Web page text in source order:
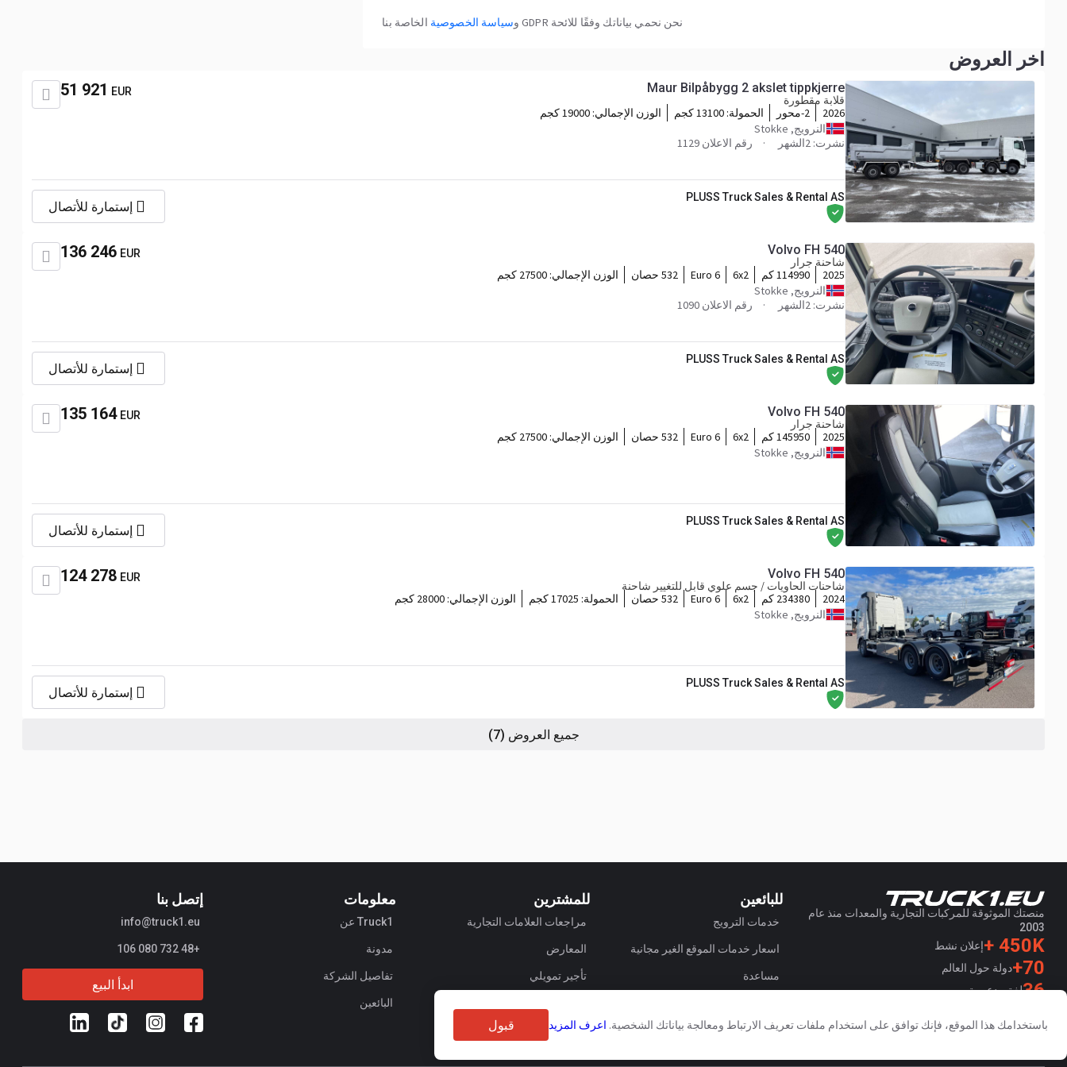
نحن نحمي بياناتك وفقًا للائحة GDPR و سياسة الخصوصية الخاصة بنا
اخر العروض
Maur Bilpåbygg 2 akslet tippkjerre
قلابة مقطورة
2026
2-محور الحمولة: 13100 كجم الوزن الإجمالي: 19000 كجم
النرويج, Stokke
نشرت: 2الشهر
رقم الاعلان 1129
51 921 EUR
PLUSS Truck Sales & Rental AS
إستمارة للأتصال
Volvo FH 540
شاحنة جرار
2025
114990 كم 6x2
Euro 6 532 حصان الوزن الإجمالي: 27500 كجم
النرويج, Stokke
نشرت: 2الشهر
رقم الاعلان 1090
136 246 EUR
PLUSS Truck Sales & Rental AS
إستمارة للأتصال
Volvo FH 540
شاحنة جرار
2025
145950 كم 6x2
Euro 6 532 حصان الوزن الإجمالي: 27500 كجم
النرويج, Stokke
135 164 EUR
PLUSS Truck Sales & Rental AS
إستمارة للأتصال
Volvo FH 540
شاحنات الحاويات / جسم علوي قابل للتغيير شاحنة
2024
234380 كم 6x2
Euro 6 532 حصان الحمولة: 17025 كجم الوزن الإجمالي: 28000 كجم
النرويج, Stokke
124 278 EUR
PLUSS Truck Sales & Rental AS
إستمارة للأتصال
جميع العروض (7)
منصتك الموثوقة للمركبات التجارية والمعدات منذ عام
2003
450K + إعلان نشط
70+ دولة حول العالم
36لغة مدعومة
4.7/5
Trustpilot
للبائعين
خدمات الترويج
اسعار خدمات الموقع الغير مجانية
مساعدة
للمشترين
مراجعات العلامات التجارية
المعارض
تأجير تمويلي
معلومات
Truck1 عن
مدونة
تفاصيل الشركة
البائعين
إتصل بنا
info@truck1.eu
+48 732 080 106
ابدأ البيع
باستخدامك هذا الموقع، فإنك توافق على استخدام ملفات تعريف الارتباط ومعالجة بياناتك الشخصية. اعرف المزيد قبول